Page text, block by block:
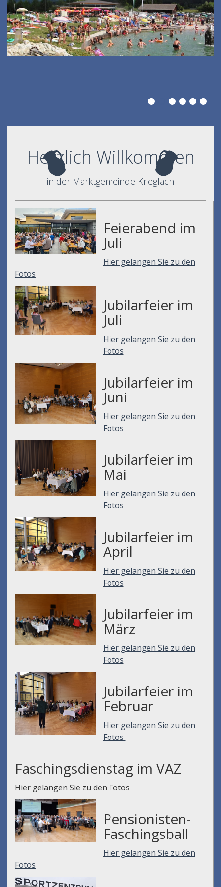
Herzlich Willkommen
in der Marktgemeinde Krieglach
Feierabend im
Juli
Hier gelangen Sie zu den
Fotos
Jubilarfeier im
Juli
Hier gelangen Sie zu den
Fotos
Jubilarfeier im
Juni
Hier gelangen Sie zu den
Fotos
Jubilarfeier im
Mai
Hier gelangen Sie zu den
Fotos
Jubilarfeier im
April
Hier gelangen Sie zu den
Fotos
Jubilarfeier im
März
Hier gelangen Sie zu den
Fotos
Jubilarfeier im
Februar
Hier gelangen Sie zu den
Fotos
Faschingsdienstag im VAZ
Hier gelangen Sie zu den Fotos
Pensionisten-
Faschingsball
Hier gelangen Sie zu den
Fotos